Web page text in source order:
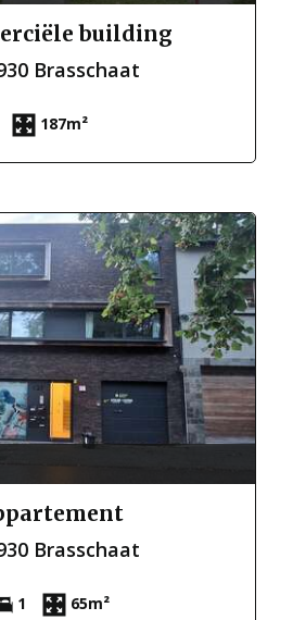
building
Brasschaat
187m²
Brasschaat
1 65m²